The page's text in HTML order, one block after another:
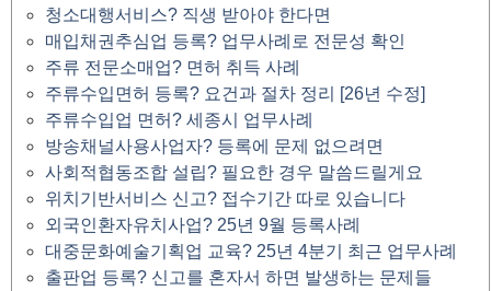
청소대행서비스? 직생 받아야 한다면
매입채권추심업 등록? 업무사례로 전문성 확인
주류 전문소매업? 면허 취득 사례
주류수입면허 등록? 요건과 절차 정리 [26년 수정]
주류수입업 면허? 세종시 업무사례
방송채널사용사업자? 등록에 문제 없으려면
사회적협동조합 설립? 필요한 경우 말씀드릴게요
위치기반서비스 신고? 접수기간 따로 있습니다
외국인환자유치사업? 25년 9월 등록사례
대중문화예술기획업 교육? 25년 4분기 최근 업무사례
출판업 등록? 신고를 혼자서 하면 발생하는 문제들